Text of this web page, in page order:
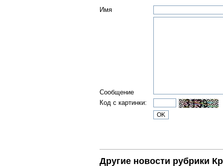
Имя
Сообщение
Код с картинки:
Другие новости рубрики